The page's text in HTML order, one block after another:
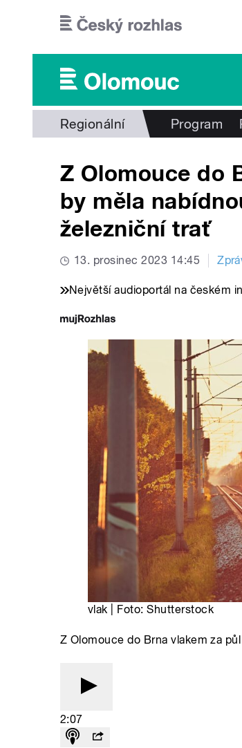
Regionální Program
Z Olomouce do
by měla
železniční trať
13. prosinec 2023 14:45
Největší audioportál na českém
vlak | Foto: Shutterstock
Z Olomouce do Brna vlakem za
2:07